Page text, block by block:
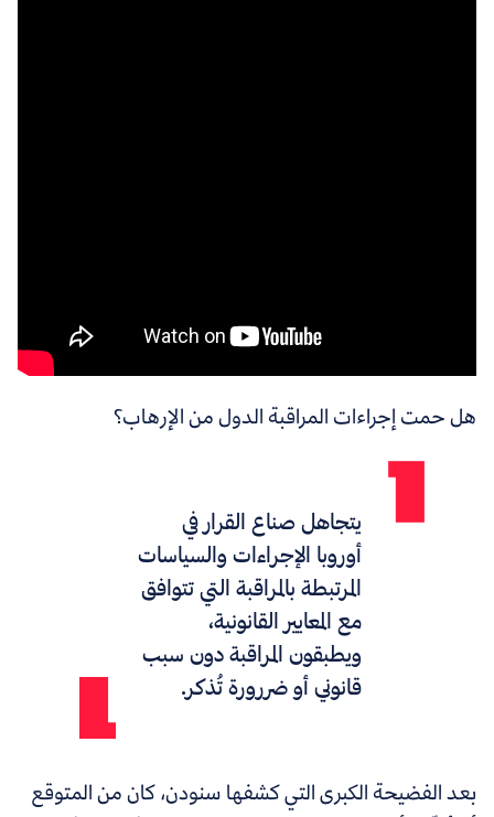
هل حمت إجراءات المراقبة الدول من الإرهاب؟
يتجاهل صناع القرار في
أوروبا الإجراءات والسياسات
المرتبطة بالمراقبة التي تتوافق
مع المعايير القانونية،
ويطبقون المراقبة دون سبب
قانوني أو ضررورة تُذكر.
بعد الفضيحة الكبرى التي كشفها سنودن، كان من المتوقع